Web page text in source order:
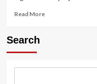
Nol
Read MoreRead
Android
Search